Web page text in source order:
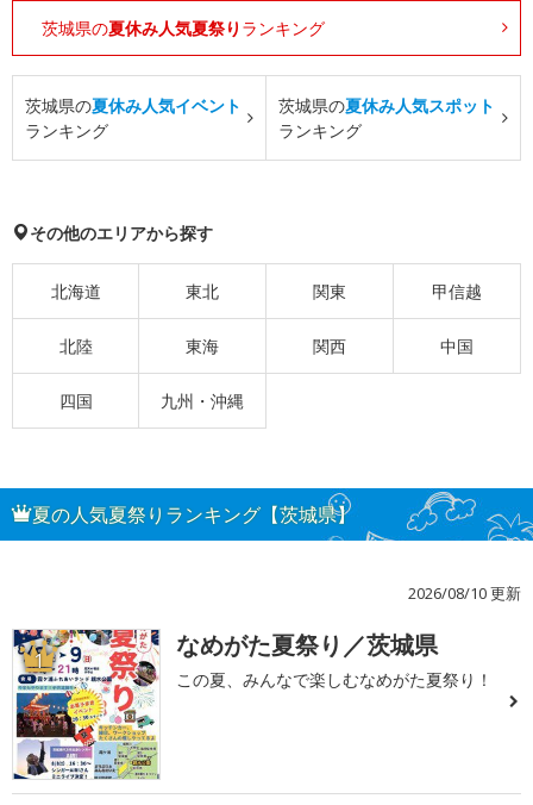
茨城県の夏休み人気夏祭り ランキング
茨城県の夏休み人気イベント
ランキング
茨城県の夏休み人気スポット
ランキング
その他のエリアから探す
北海道 東北 関東 甲信越
北陸 東海 関西 中国
四国 九州・沖縄
夏の人気夏祭りランキング【茨城県】
2026/08/10 更新
1 なめがた夏祭り／茨城県
この夏、みんなで楽しむなめがた夏祭り！